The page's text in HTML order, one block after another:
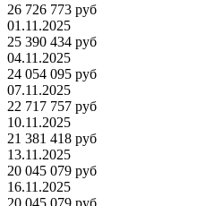
26 726 773 руб
01.11.2025
25 390 434 руб
04.11.2025
24 054 095 руб
07.11.2025
22 717 757 руб
10.11.2025
21 381 418 руб
13.11.2025
20 045 079 руб
16.11.2025
20 045 079 руб